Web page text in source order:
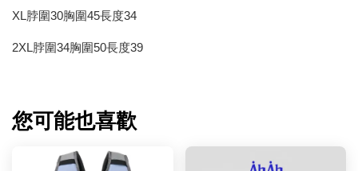
XL脖圍30胸圍45長度34
2XL脖圍34胸圍50長度39
您可能也喜歡